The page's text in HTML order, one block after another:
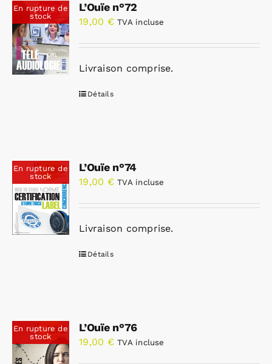
En rupture de
stock
L’Ouïe n°72
19,00 € TVA incluse
Livraison comprise.
Détails
En rupture de
stock
L’Ouïe n°74
19,00 € TVA incluse
Livraison comprise.
Détails
En rupture de
stock
L’Ouïe n°76
19,00 € TVA incluse